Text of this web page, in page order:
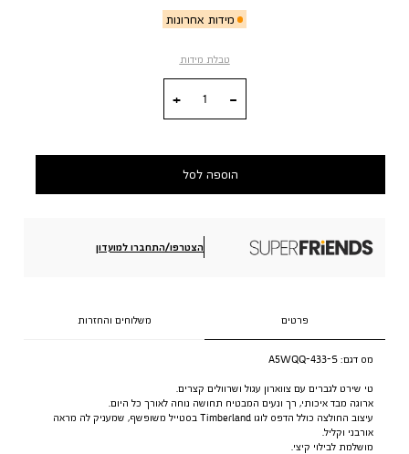
מידות אחרונות
טבלת מידות
הוספה לסל
הצטרפו/התחברו למועדון
פרטים משלוחים והחזרות
מס דגם: A5WQQ-433-S
טי שירט לגברים עם צווארון עגול ושרוולים קצרים.
ארוגה מבד איכותי, רך ונעים המבטיח תחושה נוחה לאורך כל היום.
עיצוב החולצה כולל הדפס לוגו Timberland בסטייל משופשף, שמעניק לה מראה
אורבני וקליל.
מושלמת לבילוי קיצי.